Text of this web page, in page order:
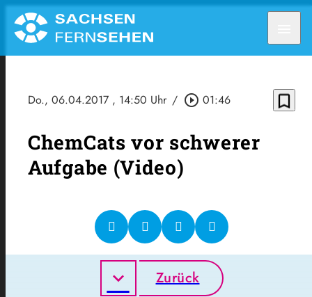
Do., 06.04.2017 , 14:50 Uhr / play_circle_outline 01:46 bookmark_border
ChemCats vor schwerer
Aufgabe (Video)
Zurück